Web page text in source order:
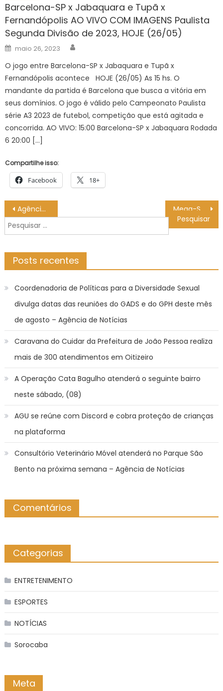
Barcelona-SP x Jabaquara e Tupã x
Fernandópolis AO VIVO COM IMAGENS Paulista
Segunda Divisão de 2023, HOJE (26/05)
Posted
on
maio 26, 2023
O jogo entre Barcelona-SP x Jabaquara e Tupã x
Fernandópolis acontece HOJE (26/05) As 15 hs. O
mandante da partida é Barcelona que busca a vitória em
seus domínios. O jogo é válido pelo Campeonato Paulista
série A3 2023 de futebol, competição que está agitada e
concorrida. AO VIVO: 15:00 Barcelona-SP x Jabaquara Rodada
6 20:00 […]
Compartilhe isso:
Facebook 18+
Navegação
de
Post
Agência Minas Gerais | Previsão do tempo para Minas Gerais neste sábado, 28 de fevereiro
Pesquisar
por:
Posts recentes
Coordenadoria de Políticas para a Diversidade Sexual
divulga datas das reuniões do GADS e do GPH deste mês
de agosto – Agência de Notícias
Caravana do Cuidar da Prefeitura de João Pessoa realiza
mais de 300 atendimentos em Oitizeiro
A Operação Cata Bagulho atenderá o seguinte bairro
neste sábado, (08)
AGU se reúne com Discord e cobra proteção de crianças
na plataforma
Consultório Veterinário Móvel atenderá no Parque São
Bento na próxima semana – Agência de Notícias
Comentários
Categorias
ENTRETENIMENTO
ESPORTES
NOTÍCIAS
Sorocaba
Meta